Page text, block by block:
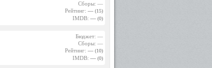
Сборы: —
Рейтинг: — (15)
IMDB: — (0)
Бюджет: —
Сборы: —
Рейтинг: — (10)
IMDB: — (0)